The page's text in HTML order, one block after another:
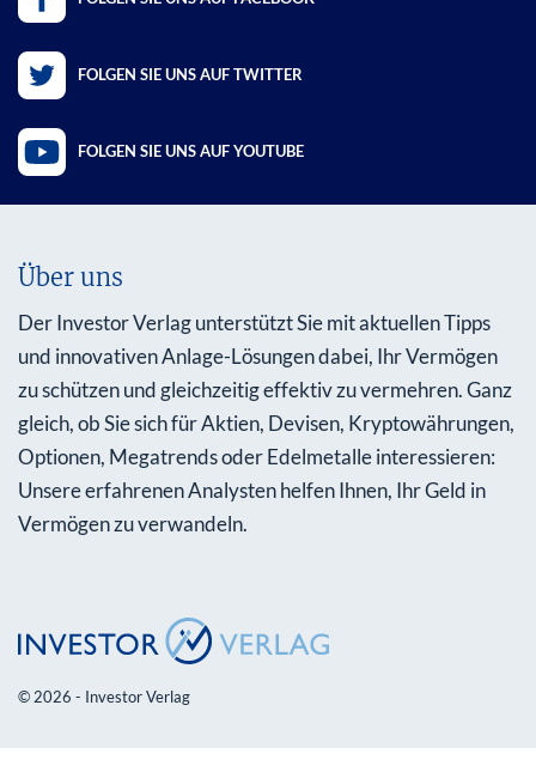
FOLGEN SIE UNS AUF TWITTER
FOLGEN SIE UNS AUF YOUTUBE
Über uns
Der Investor Verlag unterstützt Sie mit aktuellen Tipps
und innovativen Anlage-Lösungen dabei, Ihr Vermögen
zu schützen und gleichzeitig effektiv zu vermehren. Ganz
gleich, ob Sie sich für Aktien, Devisen, Kryptowährungen,
Optionen, Megatrends oder Edelmetalle interessieren:
Unsere erfahrenen Analysten helfen Ihnen, Ihr Geld in
Vermögen zu verwandeln.
© 2026 - Investor Verlag